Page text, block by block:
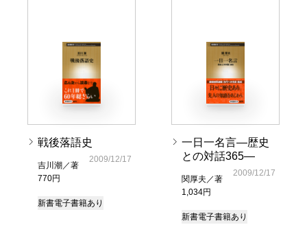
戦後落語史
吉川潮／著
770円
2009/12/17
新書電子書籍あり
一日一名言―歴史
との対話365―
関厚夫／著
1,034円
2009/12/17
新書電子書籍あり